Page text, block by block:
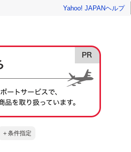
Yahoo! JAPANヘルプ
＋条件指定